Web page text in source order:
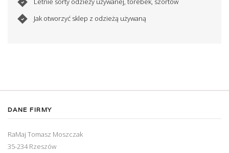
Jak otworzyć sklep z odzieżą używaną
DANE FIRMY
RaMaj Tomasz Moszczak
35-234 Rzeszów